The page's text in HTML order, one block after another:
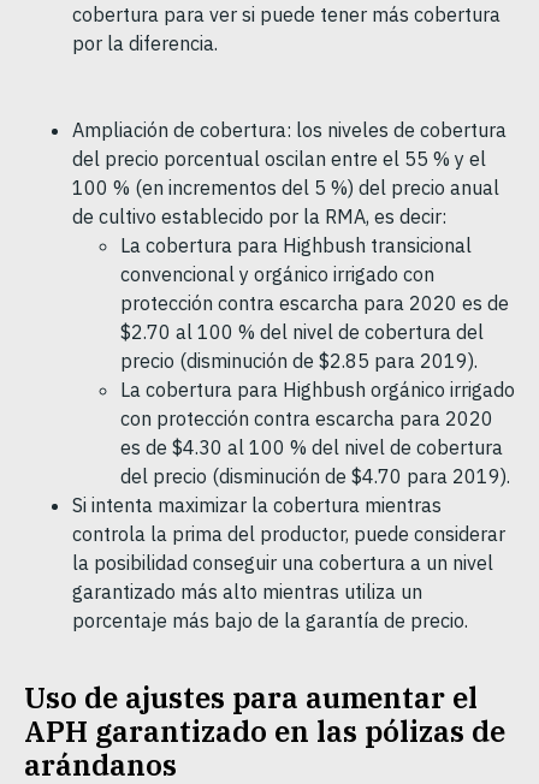
cobertura para ver si puede tener más cobertura
por la diferencia.
Ampliación de cobertura: los niveles de cobertura
del precio porcentual oscilan entre el 55 % y el
100 % (en incrementos del 5 %) del precio anual
de cultivo establecido por la RMA, es decir:
La cobertura para Highbush transicional
convencional y orgánico irrigado con
protección contra escarcha para 2020 es de
$2.70 al 100 % del nivel de cobertura del
precio (disminución de $2.85 para 2019).
La cobertura para Highbush orgánico irrigado
con protección contra escarcha para 2020
es de $4.30 al 100 % del nivel de cobertura
del precio (disminución de $4.70 para 2019).
Si intenta maximizar la cobertura mientras
controla la prima del productor, puede considerar
la posibilidad conseguir una cobertura a un nivel
garantizado más alto mientras utiliza un
porcentaje más bajo de la garantía de precio.
Uso de ajustes para aumentar el
APH garantizado en las pólizas de
arándanos